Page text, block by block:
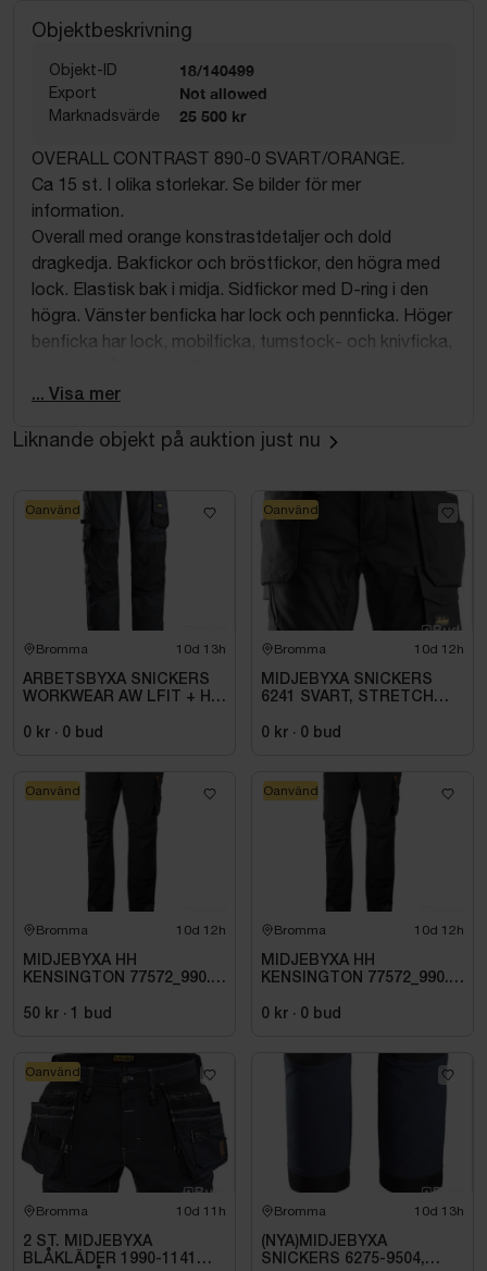
Objektbeskrivning
Objekt-ID 18/140499
Export Not allowed
Marknadsvärde 25 500 kr
OVERALL CONTRAST 890-0 SVART/ORANGE.
Ca 15 st. I olika storlekar. Se bilder för mer
information.
Overall med orange konstrastdetaljer och dold
dragkedja. Bakfickor och bröstfickor, den högra med
lock. Elastisk bak i midja. Sidfickor med D-ring i den
högra. Vänster benficka har lock och pennficka. Höger
benficka har lock, mobilficka, tumstock- och knivficka,
knäskyddsfickor i två nivåer. OEKO-TEX-certifierad.
... Visa mer
Liknande objekt på auktion just nu
Bromma 10d 13h
ARBETSBYXA SNICKERS
WORKWEAR AW LFIT + HF
0 kr · 0 bud
Oanvänd
Bromma 10d 12h
MIDJEBYXA SNICKERS
6241 SVART, STRETCH
0 kr · 0 bud
Oanvänd
Bromma 10d 12h
MIDJEBYXA HH
KENSINGTON 77572_990.
50 kr · 1 bud
Oanvänd
Bromma 10d 12h
MIDJEBYXA HH
KENSINGTON 77572_990.
0 kr · 0 bud
Oanvänd
Bromma 10d 11h
2 ST. MIDJEBYXA
BLÅKLÄDER 1990-1141
Oanvänd
Bromma 10d 13h
(NYA)MIDJEBYXA
SNICKERS 6275-9504,